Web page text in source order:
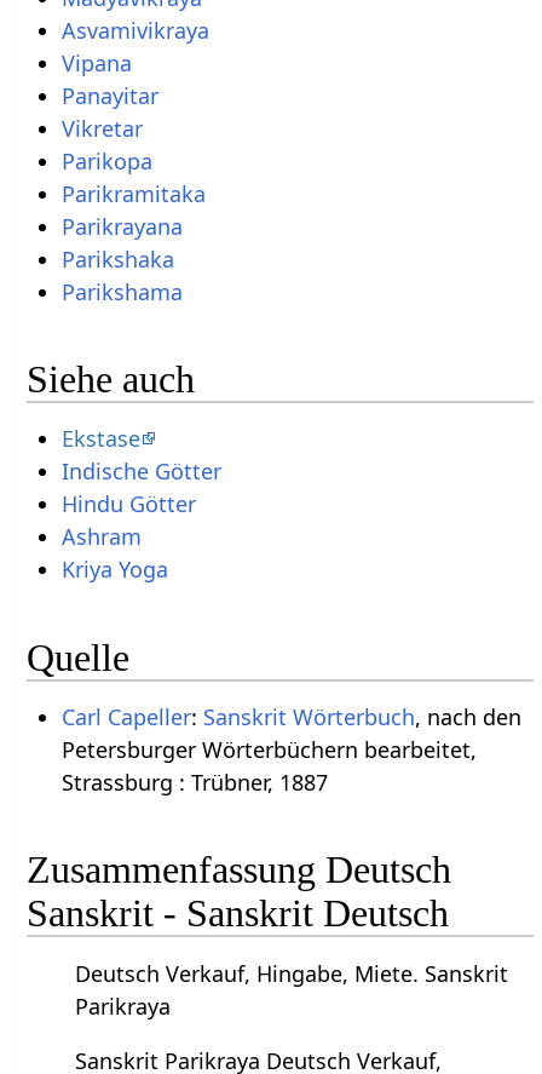
Asvamivikraya
Vipana
Panayitar
Vikretar
Parikopa
Parikramitaka
Parikrayana
Parikshaka
Parikshama
Siehe auch
Ekstase
Indische Götter
Hindu Götter
Ashram
Kriya Yoga
Quelle
Carl Capeller: Sanskrit Wörterbuch, nach den
Petersburger Wörterbüchern bearbeitet,
Strassburg : Trübner, 1887
Zusammenfassung Deutsch
Sanskrit - Sanskrit Deutsch
Deutsch Verkauf, Hingabe, Miete. Sanskrit
Parikraya
Sanskrit Parikraya Deutsch Verkauf,